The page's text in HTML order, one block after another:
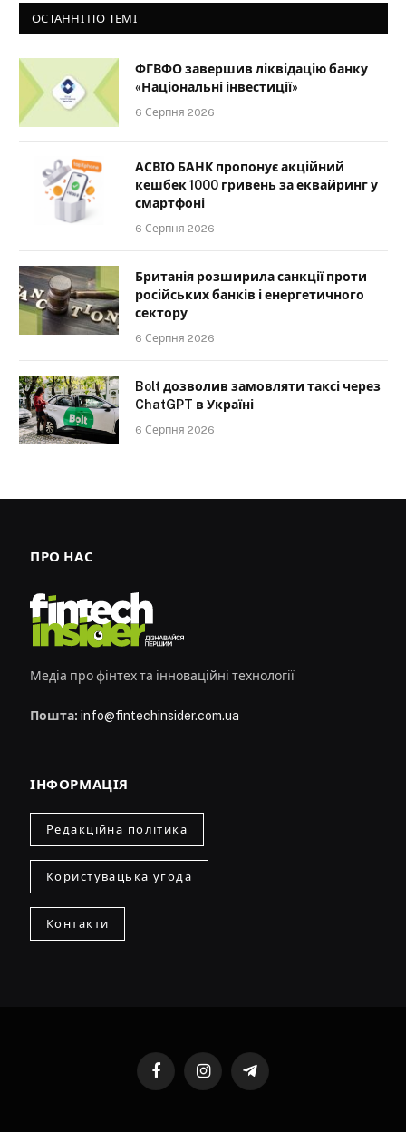
ОСТАННІ ПО ТЕМІ
ФГВФО завершив ліквідацію банку
«Національні інвестиції»
6 Серпня 2026
АСВІО БАНК пропонує акційний
кешбек 1000 гривень за еквайринг у
смартфоні
6 Серпня 2026
Британія розширила санкції проти
російських банків і енергетичного
сектору
6 Серпня 2026
Bolt дозволив замовляти таксі через
ChatGPT в Україні
6 Серпня 2026
ПРО НАС
Медіа про фінтех та інноваційні технології
Пошта: info@fintechinsider.com.ua
ІНФОРМАЦІЯ
Редакційна політика
Користувацька угода
Контакти
FacebookInstagramTelegram